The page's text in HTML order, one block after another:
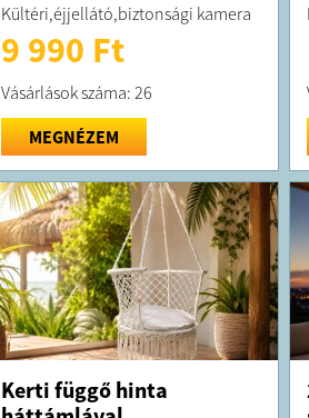
Kültéri,éjjellátó,biztonsági kamera
9 990 Ft
Vásárlások száma: 26
MEGNÉZEM
Kerti függő hinta